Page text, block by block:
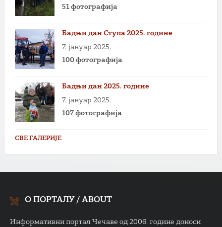
51 фотографија
Бадњи дан Ступа 2025. године
7. јануар 2025.
100 фотографија
Бадњи дан 2025. године
7. јануар 2025.
107 фотографија
СВЕ ГАЛЕРИЈЕ
О ПОРТАЛУ / ABOUT
Информативни портал Чечаве од 2006. године доноси